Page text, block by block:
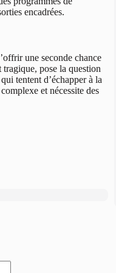
encadrées.
une seconde chance
pose la question
tentent d’échapper à la
et nécessite des